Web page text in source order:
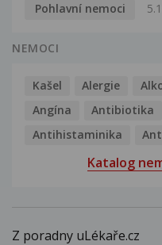
Pohlavní nemoci
NEMOCI
Kašel Alergie
Angína
Antibiotika
Antihistaminika
Katalog
Z poradny uLékaře.cz